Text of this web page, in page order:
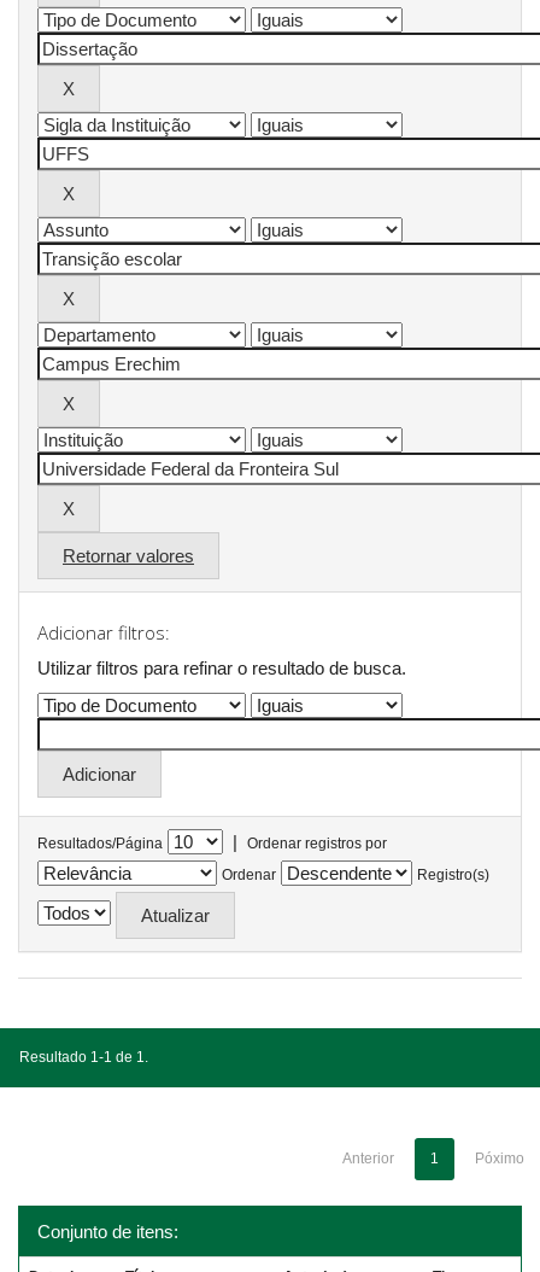
Retornar valores
Adicionar filtros:
Utilizar filtros para refinar o resultado de busca.
Resultados/Página |
Ordenar registros por
Ordenar
Registro(s)
Resultado 1-1 de 1.
Anterior 1 Póximo
Conjunto de itens: